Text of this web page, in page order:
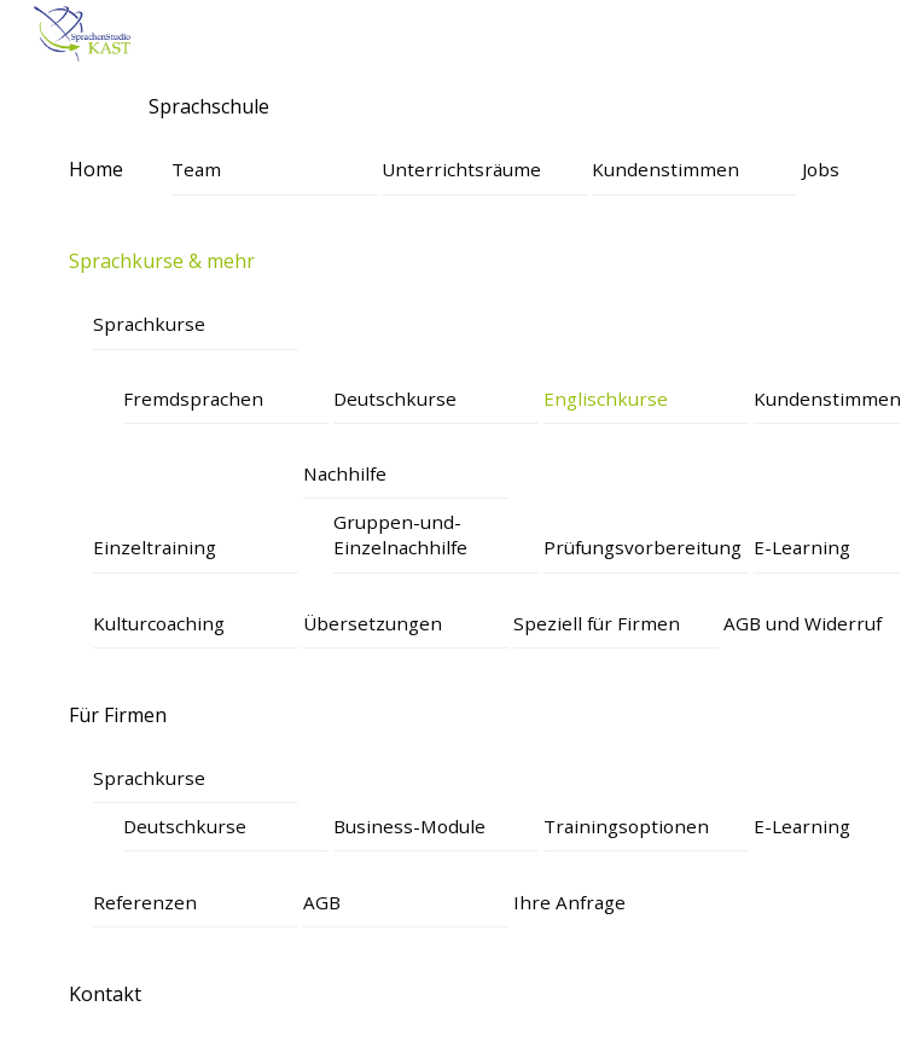
SkipMenu
Home
Sprachschule
Team Unterrichtsräume Kundenstimmen Jobs
Sprachkurse & mehr
Sprachkurse
Fremdsprachen Deutschkurse Englischkurse Kundenstimmen
Einzeltraining
Nachhilfe
Gruppen-und-
Einzelnachhilfe
Prüfungsvorbereitung E-Learning
Kulturcoaching Übersetzungen Speziell für Firmen AGB und Widerruf
Für Firmen
Sprachkurse
Deutschkurse Business-Module Trainingsoptionen E-Learning
Referenzen AGB Ihre Anfrage
Kontakt